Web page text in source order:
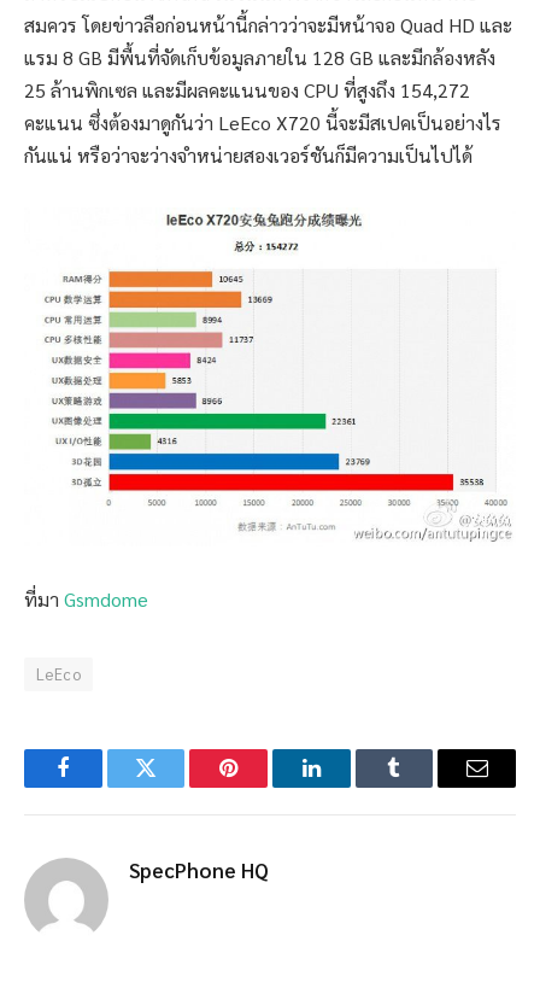
สมควร โดยข่าวลือก่อนหน้านี้กล่าวว่าจะมีหน้าจอ Quad HD และ
แรม 8 GB มีพื้นที่จัดเก็บข้อมูลภายใน 128 GB และมีกล้องหลัง
25 ล้านพิกเซล และมีผลคะแนนของ CPU ที่สูงถึง 154,272
คะแนน ซึ่งต้องมาดูกันว่า LeEco X720 นี้จะมีสเปคเป็นอย่างไร
กันแน่ หรือว่าจะว่างจำหน่ายสองเวอร์ชันก็มีความเป็นไปได้
ที่มา Gsmdome
LeEco
FacebookTwitter Pinterest LinkedInTumblr Email
SpecPhone HQ